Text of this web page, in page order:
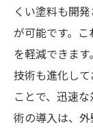
くい塗料も開
が可能です。
を軽減できま
技術も進化し
ことで、迅速
術の導入は、外